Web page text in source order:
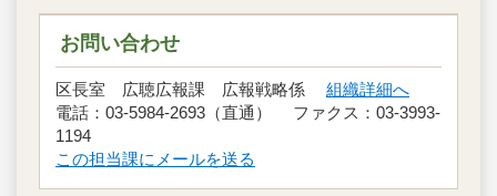
お問い合わせ
区長室 広聴広報課 広報戦略係 組織詳細へ
電話：03-5984-2693（直通） ファクス：03-3993-
1194
この担当課にメールを送る